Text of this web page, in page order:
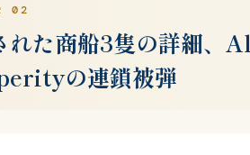
02
れた商船3隻の詳細
の連鎖被弾